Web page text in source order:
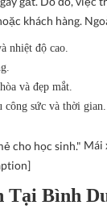
khách hàng.
nhiệt độ cao.
và đẹp mắt.
sức và thời gian.
Mái
Tại Bình